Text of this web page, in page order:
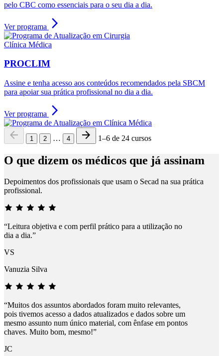
pelo CBC como essenciais para o seu dia a dia.
Ver programa arrow_forward_ios
Clínica Médica
PROCLIM
Assine e tenha acesso aos conteúdos recomendados pela SBCM
para apoiar sua prática profissional no dia a dia.
Ver programa
arrow_forward_ios
arrow_back
1 2 … 4 arrow_forward 1–6 de 24 cursos
O que dizem os médicos que já assinam
Depoimentos dos profissionais que usam o Secad na sua prática
profissional.
“Leitura objetiva e com perfil prático para a utilização no
dia a dia.”
VS
Vanuzia Silva
“Muitos dos assuntos abordados foram muito relevantes,
pois tivemos acesso a dados atualizados e dados sobre um
mesmo assunto num único material, com ênfase em pontos
chaves. Muito bom, mesmo!”
JC